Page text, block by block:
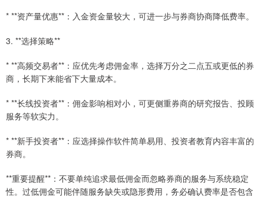
* **资产量优惠**：入金资金量较大，可进一步与券商协商降低费率。
3. **选择策略**
* **高频交易者**：应优先考虑佣金率，选择万分之二点五或更低的券
商，长期下来能省下大量成本。
* **长线投资者**：佣金影响相对小，可更侧重券商的研究报告、投顾
服务等软实力。
* **新手投资者**：应选择操作软件简单易用、投资者教育内容丰富的
券商。
**重要提醒**：不要单纯追求最低佣金而忽略券商的服务与系统稳定
性。过低佣金可能伴随服务缺失或隐形费用，务必确认费率是否包含